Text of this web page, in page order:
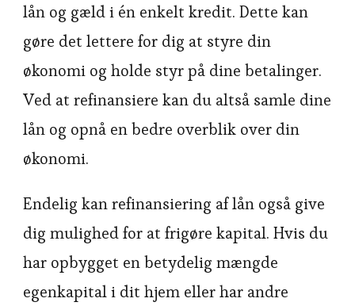
lån og gæld i én enkelt kredit. Dette kan
gøre det lettere for dig at styre din
økonomi og holde styr på dine betalinger.
Ved at refinansiere kan du altså samle dine
lån og opnå en bedre overblik over din
økonomi.
Endelig kan refinansiering af lån også give
dig mulighed for at frigøre kapital. Hvis du
har opbygget en betydelig mængde
egenkapital i dit hjem eller har andre